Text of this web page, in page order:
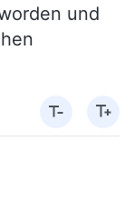
und